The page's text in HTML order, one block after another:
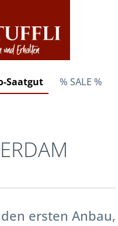
Saatgut % SALE %
ersten Anbau,